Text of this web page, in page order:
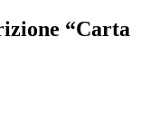
“Carta